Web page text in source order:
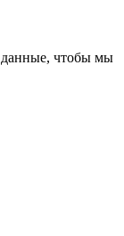
данные, чтобы мы